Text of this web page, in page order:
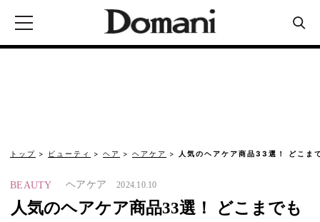
トップ ビューティ ヘア ヘアケア 人気のヘアケア商品33選！ どこま
BEAUTY ヘアケア 2024.10.10
人気のヘアケア商品33選！ どこまでも